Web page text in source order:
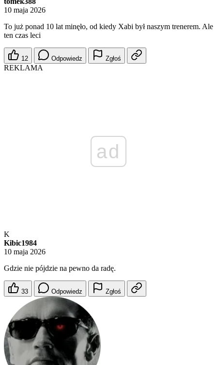
10 maja 2026
To już ponad 10 lat minęło, od kiedy Xabi był naszym trenerem. Ale
ten czas leci
12 Odpowiedz Zgłoś
REKLAMA
ad
K
Kibic1984
10 maja 2026
Gdzie nie pójdzie na pewno da radę.
33 Odpowiedz Zgłoś